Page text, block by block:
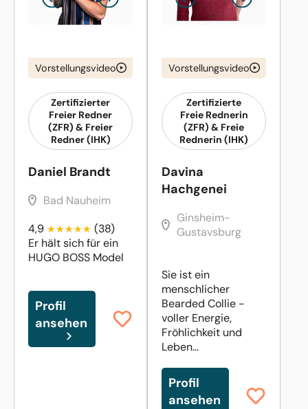
Vorstellungsvideo
Zertifizierter
Freier Redner
(ZFR) & Freier
Redner (IHK)
Daniel Brandt
Bad Nauheim
4,9
(38)
Er hält sich für ein
HUGO BOSS Model
Profil
ansehen
Vorstellungsvideo
Zertifizierte
Freie Rednerin
(ZFR) & Freie
Rednerin (IHK)
Davina
Hachgenei
Ginsheim-
Gustavsburg
Sie ist ein
menschlicher
Bearded Collie -
voller Energie,
Fröhlichkeit und
Leben...
Profil
ansehen